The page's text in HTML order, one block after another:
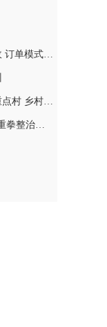
渡口乡过家村：豆角产业助农增收 订单模式铺就致富路
牌楼乡：两村跻身省级和美乡村重点村 乡村振兴迎来“加速跑”
烟花爆竹 “严打严查 雷霆行动”丨重拳整治非法储存烟花爆竹 筑牢辖区安全防线